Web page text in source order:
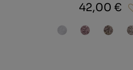
42,00 €